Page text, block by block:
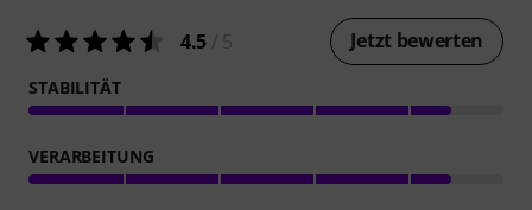
4.5 Jetzt bewerten
STABILITÄT
VERARBEITUNG